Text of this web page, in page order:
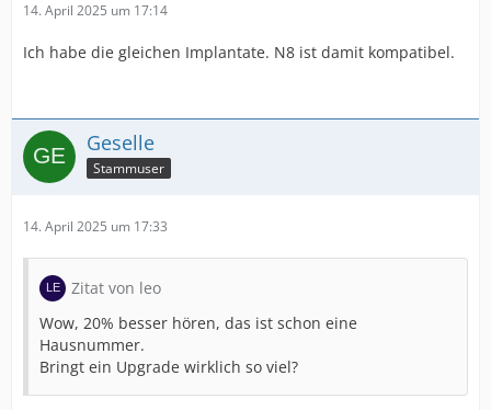
14. April 2025 um 17:14
Ich habe die gleichen Implantate. N8 ist damit kompatibel.
Geselle
Stammuser
14. April 2025 um 17:33
Zitat von leo
Wow, 20% besser hören, das ist schon eine
Hausnummer.
Bringt ein Upgrade wirklich so viel?